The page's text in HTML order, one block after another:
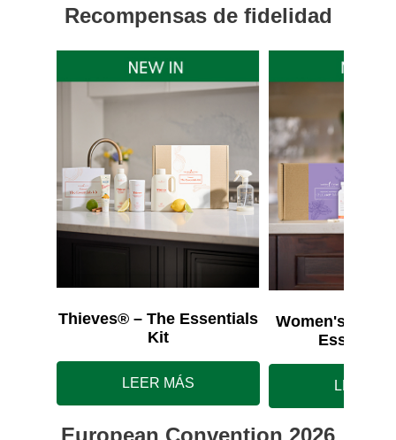
Recompensas de fidelidad
Thieves® – The Essentials
Kit
LEER MÁS
Women's
LEER
European Convention 2026